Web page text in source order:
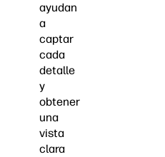
ayudan
a
captar
cada
detalle
y
obtener
una
vista
clara